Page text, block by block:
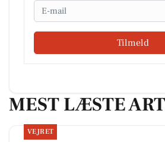
Email
Tilmeld
MEST LÆSTE
VEJRET